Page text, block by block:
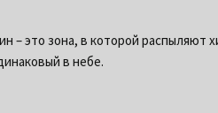
– это зона, в которой распыляют
в небе.